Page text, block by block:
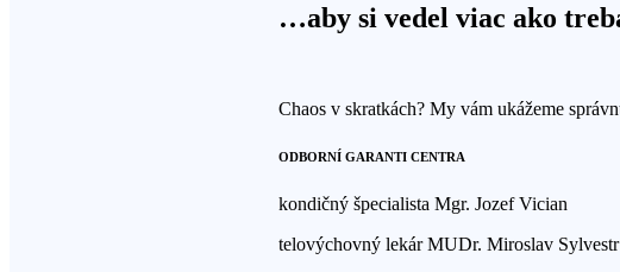
…aby si vedel viac ako
Chaos v skratkách? My vám ukážeme
ODBORNÍ GARANTI CENTRA
kondičný špecialista Mgr. Jozef Vician
telovýchovný lekár MUDr. Miroslav Sylvestr